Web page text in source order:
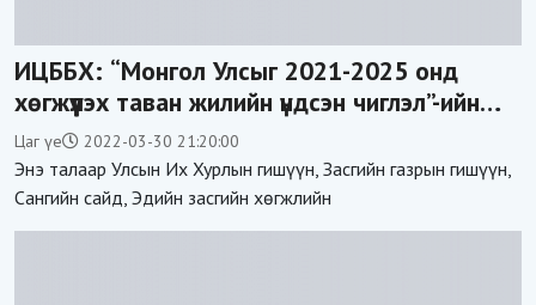
ИЦББХ: “Монгол Улсыг 2021-2025 онд
хөгжүүлэх таван жилийн үндсэн чиглэл”-ийн
2021 оны гүйцэтгэлийн дундаж үнэлгээ 79.3
хувийн биелэлттэй гарсан гэв
Цаг үе 2022-03-30 21:20:00
Энэ талаар Улсын Их Хурлын гишүүн, Засгийн газрын гишүүн,
Сангийн сайд, Эдийн засгийн хөгжлийн